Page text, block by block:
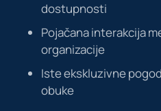
dostupnosti
Pojačana interakcija
organizacije
Iste ekskluzivne
obuke